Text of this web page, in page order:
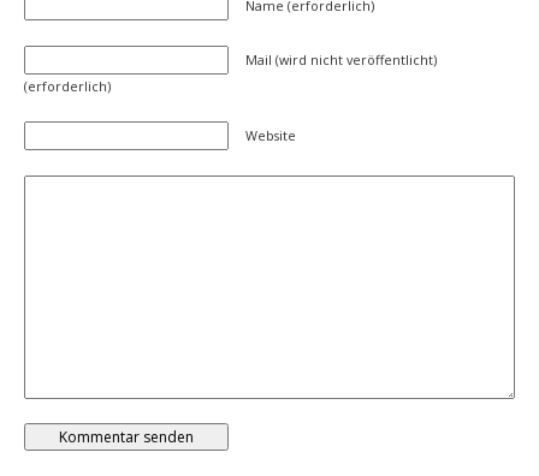
Name (erforderlich)
Mail (wird nicht veröffentlicht)
(erforderlich)
Website